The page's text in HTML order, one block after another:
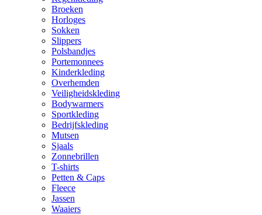
Broeken
Horloges
Sokken
Slippers
Polsbandjes
Portemonnees
Kinderkleding
Overhemden
Veiligheidskleding
Bodywarmers
Sportkleding
Bedrijfskleding
Mutsen
Sjaals
Zonnebrillen
T-shirts
Petten & Caps
Fleece
Jassen
Waaiers